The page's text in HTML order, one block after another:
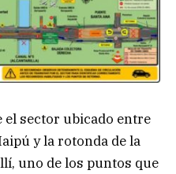
el sector ubicado entre
y la rotonda de la
uno de los puntos que